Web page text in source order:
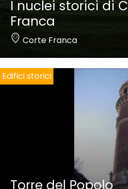
I nuclei storici di
Franca
Corte Franca
Edifici storici
Torre del Popolo